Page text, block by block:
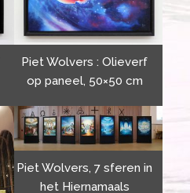
Piet Wolvers : Olieverf
op paneel, 50×50 cm
Piet Wolvers, 7 sferen in
het Hiernamaals